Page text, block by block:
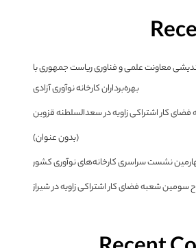
معاونت علمی و فناوری ریاست جمهوری با
بهره‌برداران کارخانه نوآوری آزادی
فضای کار اشتراکی زاویه در سعدالسلطنه قزوین
(بدون عنوان)
نشست سراسری کارخانه‌های نوآوری کشور
سومین شعبه فضای کار اشتراکی زاویه در شیراز